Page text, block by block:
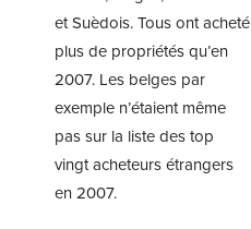
et Suèdois. Tous ont acheté
plus de propriétés qu’en
2007. Les belges par
exemple n’étaient même
pas sur la liste des top
vingt acheteurs étrangers
en 2007.